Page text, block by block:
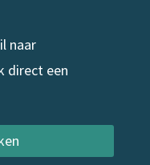
naar
direct een